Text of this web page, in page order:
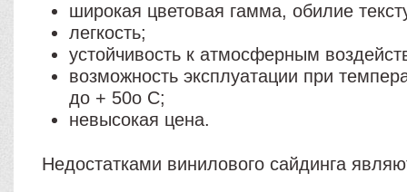
широкая цветовая гамма, обилие
легкость;
устойчивость к атмосферным
возможность эксплуатации при
до + 50o С;
невысокая цена.
Недостатками винилового сайдинга